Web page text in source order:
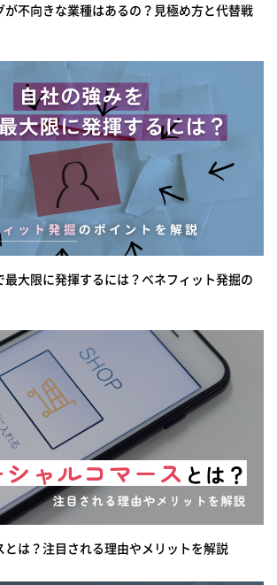
が不向きな業種はあるの？見極め方と代替戦
最大限に発揮するには？ベネフィット発掘の
とは？注目される理由やメリットを解説